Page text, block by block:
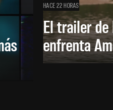
HACE 22 HORAS
El trailer de
enfrenta